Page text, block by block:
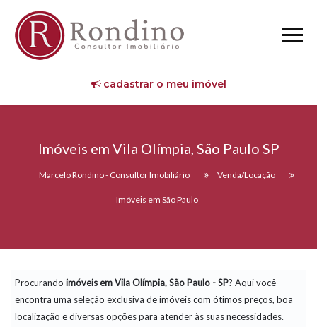
cadastrar o meu imóvel
Imóveis em Vila Olímpia, São Paulo SP
Marcelo Rondino - Consultor Imobiliário Venda/Locação
Imóveis em São Paulo
Procurando imóveisem Vila Olímpia, São Paulo - SP? Aqui você
encontra uma seleção exclusiva de imóveis com ótimos preços, boa
localização e diversas opções para atender às suas necessidades.